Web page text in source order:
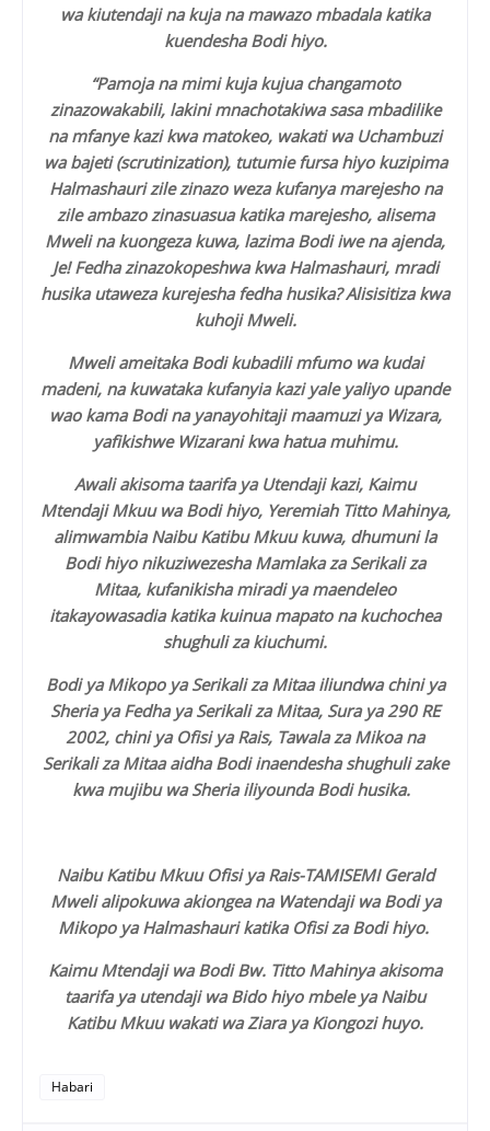
wa kiutendaji na kuja na mawazo mbadala katika
kuendesha Bodi hiyo.
“Pamoja na mimi kuja kujua changamoto
zinazowakabili, lakini mnachotakiwa sasa mbadilike
na mfanye kazi kwa matokeo, wakati wa Uchambuzi
wa bajeti (scrutinization), tutumie fursa hiyo kuzipima
Halmashauri zile zinazo weza kufanya marejesho na
zile ambazo zinasuasua katika marejesho, alisema
Mweli na kuongeza kuwa, lazima Bodi iwe na ajenda,
Je! Fedha zinazokopeshwa kwa Halmashauri, mradi
husika utaweza kurejesha fedha husika? Alisisitiza kwa
kuhoji Mweli.
Mweli ameitaka Bodi kubadili mfumo wa kudai
madeni, na kuwataka kufanyia kazi yale yaliyo upande
wao kama Bodi na yanayohitaji maamuzi ya Wizara,
yafikishwe Wizarani kwa hatua muhimu.
Awali akisoma taarifa ya Utendaji kazi, Kaimu
Mtendaji Mkuu wa Bodi hiyo, Yeremiah Titto Mahinya,
alimwambia Naibu Katibu Mkuu kuwa, dhumuni la
Bodi hiyo nikuziwezesha Mamlaka za Serikali za
Mitaa, kufanikisha miradi ya maendeleo
itakayowasadia katika kuinua mapato na kuchochea
shughuli za kiuchumi.
Bodi ya Mikopo ya Serikali za Mitaa iliundwa chini ya
Sheria ya Fedha ya Serikali za Mitaa, Sura ya 290 RE
2002, chini ya Ofisi ya Rais, Tawala za Mikoa na
Serikali za Mitaa aidha Bodi inaendesha shughuli zake
kwa mujibu wa Sheria iliyounda Bodi husika.
Naibu Katibu Mkuu Ofisi ya Rais-TAMISEMI Gerald
Mweli alipokuwa akiongea na Watendaji wa Bodi ya
Mikopo ya Halmashauri katika Ofisi za Bodi hiyo.
Kaimu Mtendaji wa Bodi Bw. Titto Mahinya akisoma
taarifa ya utendaji wa Bido hiyo mbele ya Naibu
Katibu Mkuu wakati wa Ziara ya Kiongozi huyo.
Habari